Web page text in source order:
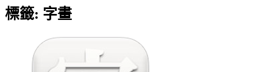
標籤: 字畫